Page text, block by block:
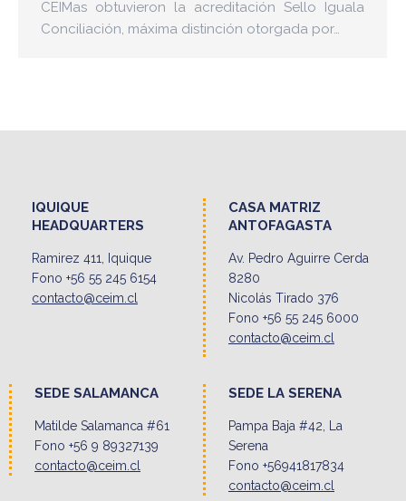
CEIMas obtuvieron la acreditación Sello Iguala
Conciliación, máxima distinción otorgada por…
IQUIQUE
HEADQUARTERS
Ramirez 411, Iquique
Fono +56 55 245 6154
contacto@ceim.cl
CASA MATRIZ
ANTOFAGASTA
Av. Pedro Aguirre Cerda
8280
Nicolás Tirado 376
Fono +56 55 245 6000
contacto@ceim.cl
SEDE SALAMANCA
Matilde Salamanca #61
Fono +56 9 89327139
contacto@ceim.cl
SEDE LA SERENA
Pampa Baja #42, La
Serena
Fono +56941817834
contacto@ceim.cl